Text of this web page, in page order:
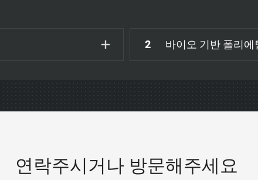
2 바이오 기반 폴리에
연락주시거나 방문해주세요